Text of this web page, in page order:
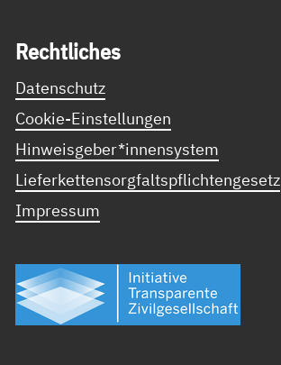
Recht­li­ches
Datenschutz
Cookie-Einstellungen
Hinweisgeber*innensystem
Lieferkettensorgfaltspflichtengesetz
Impressum